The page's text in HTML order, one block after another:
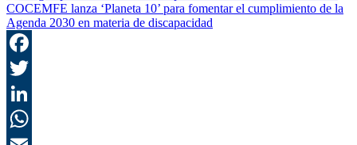
COCEMFE lanza ‘Planeta 10’ para fomentar el cumplimiento de la
Agenda 2030 en materia de discapacidad